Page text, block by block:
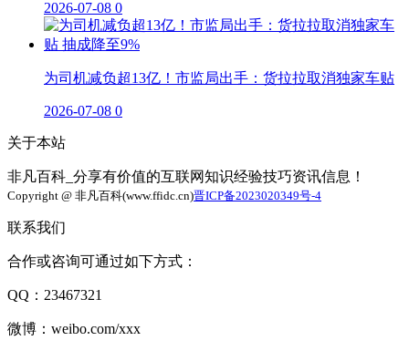
2026-07-08 0
为司机减负超13亿！市监局出手：货拉拉取消独家车贴
2026-07-08 0
关于本站
非凡百科_分享有价值的互联网知识经验技巧资讯信息！
Copyright @ 非凡百科(www.ffidc.cn)晋ICP备2023020349号-4
联系我们
合作或咨询可通过如下方式：
QQ：23467321
微博：weibo.com/xxx